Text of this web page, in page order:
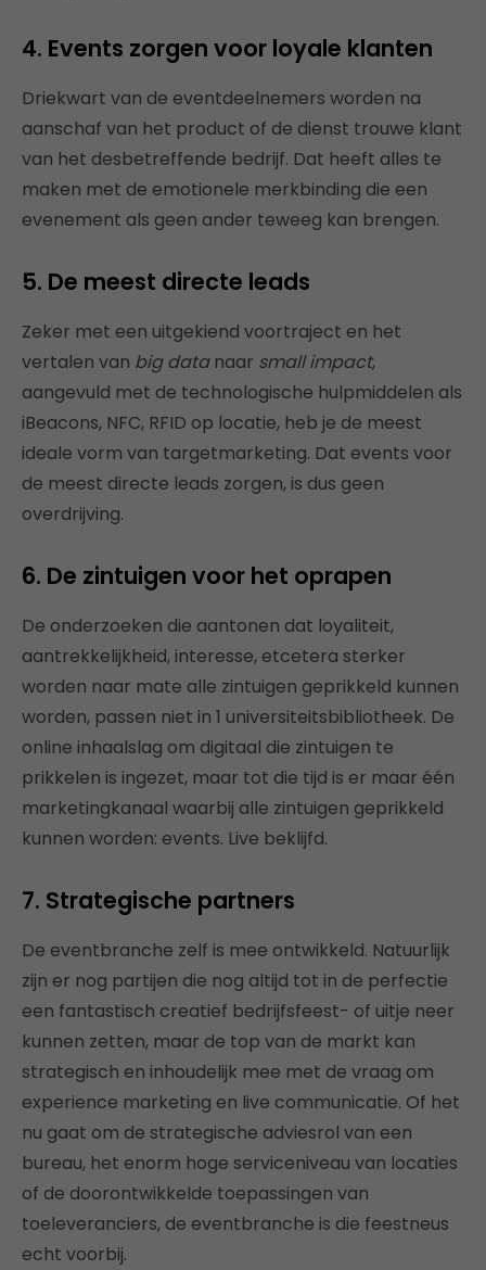
4. Events zorgen voor loyale klanten
Driekwart van de eventdeelnemers worden na
aanschaf van het product of de dienst trouwe klant
van het desbetreffende bedrijf. Dat heeft alles te
maken met de emotionele merkbinding die een
evenement als geen ander teweeg kan brengen.
5. De meest directe leads
Zeker met een uitgekiend voortraject en het
vertalen van big datanaar small impact,
aangevuld met de technologische hulpmiddelen als
iBeacons, NFC, RFID op locatie, heb je de meest
ideale vorm van targetmarketing. Dat events voor
de meest directe leads zorgen, is dus geen
overdrijving.
6. De zintuigen voor het oprapen
De onderzoeken die aantonen dat loyaliteit,
aantrekkelijkheid, interesse, etcetera sterker
worden naar mate alle zintuigen geprikkeld kunnen
worden, passen niet in 1 universiteitsbibliotheek. De
online inhaalslag om digitaal die zintuigen te
prikkelen is ingezet, maar tot die tijd is er maar één
marketingkanaal waarbij alle zintuigen geprikkeld
kunnen worden: events. Live beklijfd.
7. Strategische partners
De eventbranche zelf is mee ontwikkeld. Natuurlijk
zijn er nog partijen die nog altijd tot in de perfectie
een fantastisch creatief bedrijfsfeest- of uitje neer
kunnen zetten, maar de top van de markt kan
strategisch en inhoudelijk mee met de vraag om
experience marketing en live communicatie. Of het
nu gaat om de strategische adviesrol van een
bureau, het enorm hoge serviceniveau van locaties
of de doorontwikkelde toepassingen van
toeleveranciers, de eventbranche is die feestneus
echt voorbij.